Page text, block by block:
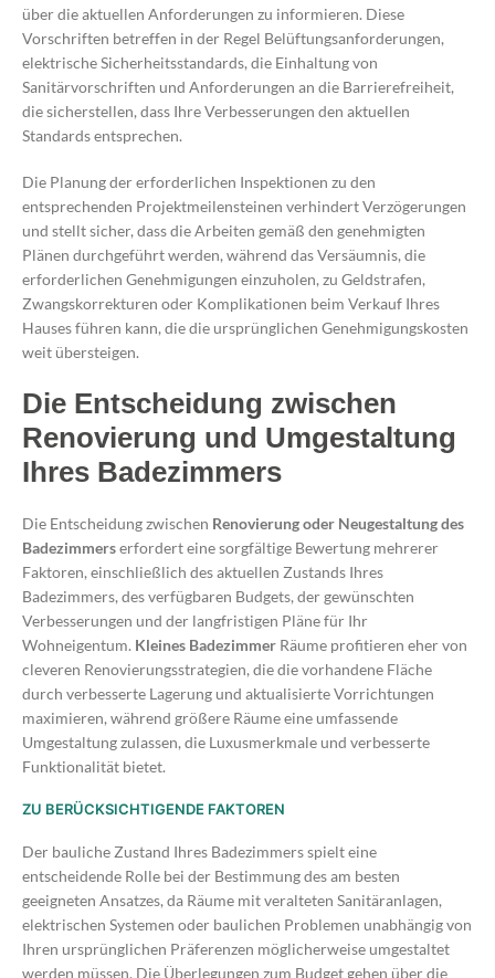
über die aktuellen Anforderungen zu informieren. Diese
Vorschriften betreffen in der Regel Belüftungsanforderungen,
elektrische Sicherheitsstandards, die Einhaltung von
Sanitärvorschriften und Anforderungen an die Barrierefreiheit,
die sicherstellen, dass Ihre Verbesserungen den aktuellen
Standards entsprechen.
Die Planung der erforderlichen Inspektionen zu den
entsprechenden Projektmeilensteinen verhindert Verzögerungen
und stellt sicher, dass die Arbeiten gemäß den genehmigten
Plänen durchgeführt werden, während das Versäumnis, die
erforderlichen Genehmigungen einzuholen, zu Geldstrafen,
Zwangskorrekturen oder Komplikationen beim Verkauf Ihres
Hauses führen kann, die die ursprünglichen Genehmigungskosten
weit übersteigen.
Die Entscheidung zwischen
Renovierung und Umgestaltung
Ihres Badezimmers
Die Entscheidung zwischen Renovierung oder Neugestaltung des
Badezimmerserfordert eine sorgfältige Bewertung mehrerer
Faktoren, einschließlich des aktuellen Zustands Ihres
Badezimmers, des verfügbaren Budgets, der gewünschten
Verbesserungen und der langfristigen Pläne für Ihr
Wohneigentum. Kleines Badezimmer Räume profitieren eher von
cleveren Renovierungsstrategien, die die vorhandene Fläche
durch verbesserte Lagerung und aktualisierte Vorrichtungen
maximieren, während größere Räume eine umfassende
Umgestaltung zulassen, die Luxusmerkmale und verbesserte
Funktionalität bietet.
ZU BERÜCKSICHTIGENDE FAKTOREN
Der bauliche Zustand Ihres Badezimmers spielt eine
entscheidende Rolle bei der Bestimmung des am besten
geeigneten Ansatzes, da Räume mit veralteten Sanitäranlagen,
elektrischen Systemen oder baulichen Problemen unabhängig von
Ihren ursprünglichen Präferenzen möglicherweise umgestaltet
werden müssen. Die Überlegungen zum Budget gehen über die